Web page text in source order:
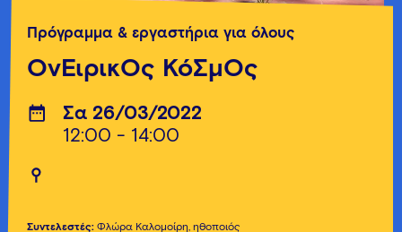
Πρόγραμμα & εργαστήρια για όλους
ΟνΕιρικΟς ΚόΣμΟς
Σα 26/03/2022
12:00 - 14:00
Συντελεστές: Φλώρα Καλομοίρη, ηθοποιός